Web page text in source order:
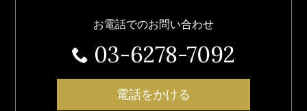
お電話でのお問い合わせ
03-6278-7092
電話をかける